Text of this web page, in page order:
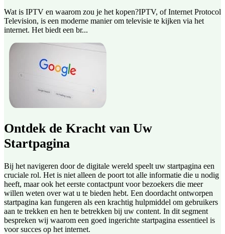
Wat is IPTV en waarom zou je het kopen?IPTV, of Internet Protocol
Television, is een moderne manier om televisie te kijken via het
internet. Het biedt een br...
Ontdek de Kracht van Uw
Startpagina
Bij het navigeren door de digitale wereld speelt uw startpagina een
cruciale rol. Het is niet alleen de poort tot alle informatie die u nodig
heeft, maar ook het eerste contactpunt voor bezoekers die meer
willen weten over wat u te bieden hebt. Een doordacht ontworpen
startpagina kan fungeren als een krachtig hulpmiddel om gebruikers
aan te trekken en hen te betrekken bij uw content. In dit segment
bespreken wij waarom een goed ingerichte startpagina essentieel is
voor succes op het internet.